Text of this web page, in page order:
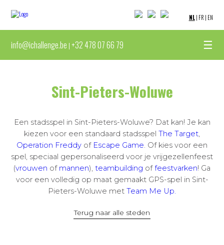
NL| FR | EN
info@ichallenge.be |+32 478 07 66 79 ☰
Sint-Pieters-Woluwe
Een stadsspel in Sint-Pieters-Woluwe? Dat kan! Je kan
kiezen voor een standaard stadsspel The Target,
Operation Freddy of Escape Game. Of kies voor een
spel, speciaal gepersonaliseerd voor je vrijgezellenfeest
(vrouwen of mannen), teambuilding offeestvarken! Ga
voor een volledig op maat gemaakt GPS-spel in Sint-
Pieters-Woluwe met Team Me Up.
Terug naar alle steden